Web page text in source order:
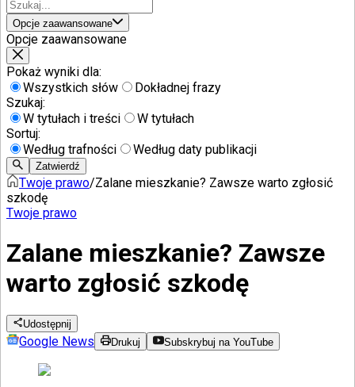
Opcje zaawansowane
Opcje zaawansowane
Pokaż wyniki dla:
Wszystkich słów
Dokładnej frazy
Szukaj:
W tytułach i treści
W tytułach
Sortuj:
Według trafności
Według daty publikacji
Zatwierdź
Twoje prawo/Zalane mieszkanie? Zawsze warto zgłosić
szkodę
Twoje prawo
Zalane mieszkanie? Zawsze
warto zgłosić szkodę
Udostępnij
Google News Drukuj Subskrybuj na YouTube